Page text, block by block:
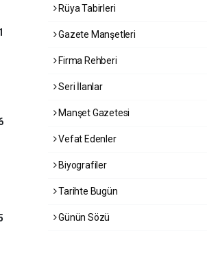
Rüya Tabirleri
Gazete Manşetleri
Firma Rehberi
Seri İlanlar
Manşet Gazetesi
Vefat Edenler
Biyografiler
Tarihte Bugün
Günün Sözü